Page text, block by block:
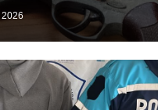
2026